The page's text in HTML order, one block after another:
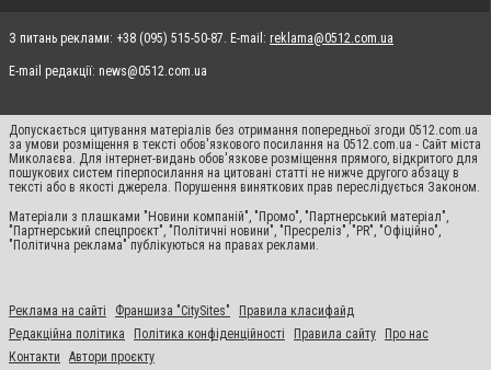
З питань реклами: +38 (095) 515-50-87. E-mail: reklama@0512.com.ua
E-mail редакції: news@0512.com.ua
Допускається цитування матеріалів без отримання попередньої згоди 0512.com.ua
за умови розміщення в тексті обов'язкового посилання на 0512.com.ua - Сайт міста
Миколаєва. Для інтернет-видань обов'язкове розміщення прямого, відкритого для
пошукових систем гіперпосилання на цитовані статті не нижче другого абзацу в
тексті або в якості джерела. Порушення виняткових прав переслідується Законом.
Матеріали з плашками "Новини компаній", "Промо", "Партнерський матеріал",
"Партнерський спецпроєкт", "Політичні новини", "Пресреліз", "PR", "Офіційно",
"Політична реклама" публікуються на правах реклами.
Реклама на сайті Франшиза "CitySites"
Правила класифайд
Редакційна політика
Політика конфіденційності Правила сайту
Про нас
Контакти
Автори проєкту